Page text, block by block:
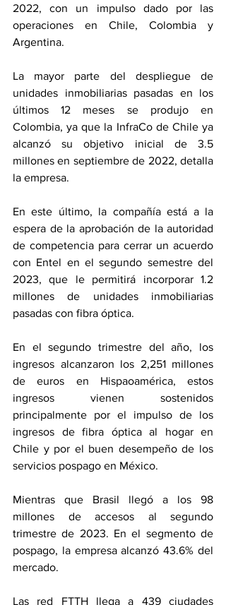
2022, con un impulso dado por las
operaciones en Chile, Colombia y
Argentina.
La mayor parte del despliegue de
unidades inmobiliarias pasadas en los
últimos 12 meses se produjo en
Colombia, ya que la InfraCo de Chile ya
alcanzó su objetivo inicial de 3.5
millones en septiembre de 2022, detalla
la empresa.
En este último, la compañía está a la
espera de la aprobación de la autoridad
de competencia para cerrar un acuerdo
con Entel en el segundo semestre del
2023, que le permitirá incorporar 1.2
millones de unidades inmobiliarias
pasadas con fibra óptica.
En el segundo trimestre del año, los
ingresos alcanzaron los 2,251 millones
de euros en Hispaoamérica, estos
ingresos vienen sostenidos
principalmente por el impulso de los
ingresos de fibra óptica al hogar en
Chile y por el buen desempeño de los
servicios pospago en México.
Mientras que Brasil llegó a los 98
millones de accesos al segundo
trimestre de 2023. En el segmento de
pospago, la empresa alcanzó 43.6% del
mercado.
Las red FTTH llega a 439 ciudades